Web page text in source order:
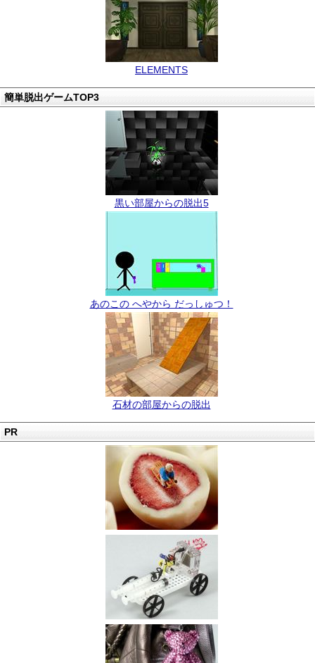
ELEMENTS
簡単脱出ゲームTOP3
黒い部屋からの脱出5
あのこの へやから だっしゅつ！
石材の部屋からの脱出
PR